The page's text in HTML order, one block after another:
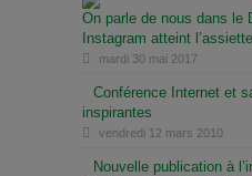
On parle de nous dans le
Instagram atteint
mardi 30 mai 2017
Conférence Internet et
inspirantes
vendredi 12 mars 2010
Nouvelle publication à